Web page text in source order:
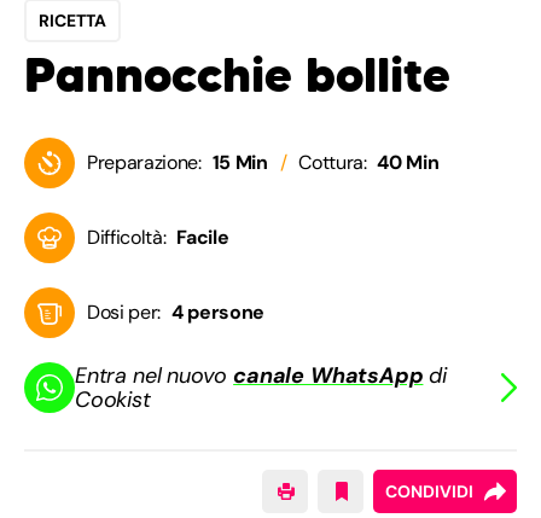
RICETTA
Pannocchie bollite
Preparazione: 15 Min Cottura: 40 Min
Difficoltà: Facile
Dosi per: 4 persone
Entra nel nuovocanale WhatsApp di
Cookist
CONDIVIDI